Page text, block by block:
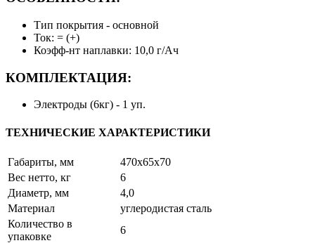
Тип покрытия - основной
Ток: = (+)
Коэфф-нт наплавки: 10,0 г/Ач
КОМПЛЕКТАЦИЯ:
Электроды (6кг) - 1 уп.
ТЕХНИЧЕСКИЕ ХАРАКТЕРИСТИКИ
Габариты, мм
470x65x70
Вес нетто, кг
6
Диаметр, мм
4,0
Материал
углеродистая сталь
Количество в
упаковке
6